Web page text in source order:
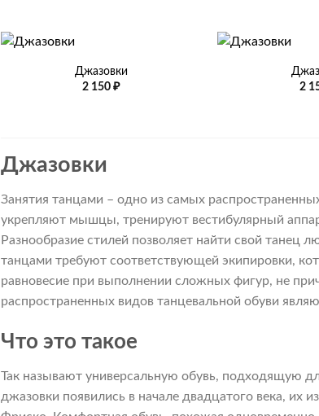
+
Джазовки
2 150₽
+
2
Джазовки
Занятия танцами – одно из самых
укрепляют мышцы, тренируют вестибулярный
Разнообразие стилей позволяет найти свой танец
танцами требуют соответствующей экипировки,
равновесие при выполнении сложных фигур, не
распространенных видов танцевальной обуви
Что это такое
Так называют универсальную обувь, подходящую
джазовки появились в начале двадцатого века, их